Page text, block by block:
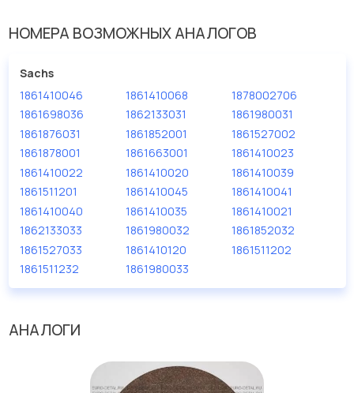
У данной детали есть аналоги с номерами, убедитесь сами.
компании Евродеталь представлены в большом
Мы продаем сертифицированные колодки тормозные
дисковые с гарантией от производителя AVLKRAFT.
НОМЕРА ВОЗМОЖНЫХ АНАЛОГОВ
Sachs
1861410046
1861410068
1878002706
1861698036
1862133031
1861980031
1861876031
1861852001
1861527002
1861878001
1861663001
1861410023
1861410022
1861410020
1861410039
1861511201
1861410045
1861410041
1861410040
1861410035
1861410021
1862133033
1861980032
1861852032
1861527033
1861410120
1861511202
1861511232
1861980033
АНАЛОГИ